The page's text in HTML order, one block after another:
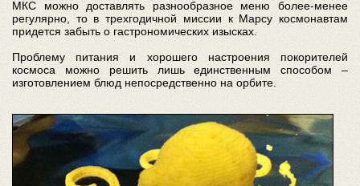
МКС можно доставлять разнообразное меню более-менее
регулярно, то в трехгодичной миссии к Марсу космонавтам
придется забыть о гастрономических изысках.
Проблему питания и хорошего настроения покорителей
космоса можно решить лишь единственным способом –
изготовлением блюд непосредственно на орбите.